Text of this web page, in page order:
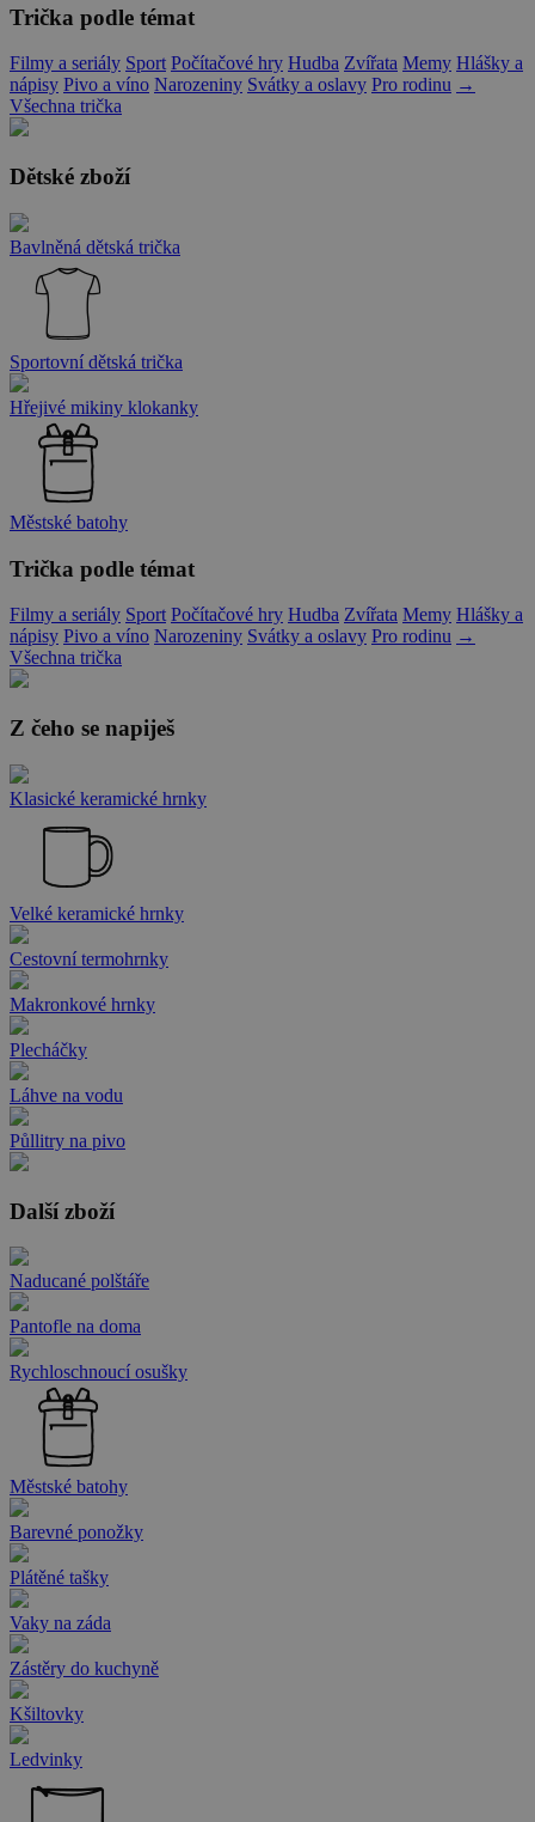
Trička podle témat
Filmy a seriály Sport Počítačové hry Hudba Zvířata Memy Hlášky a
nápisy Pivo a víno Narozeniny Svátky a oslavy Pro rodinu →
Všechna trička
Dětské zboží
Bavlněná dětská trička
Sportovní dětská trička
Hřejivé mikiny klokanky
Městské batohy
Trička podle témat
Filmy a seriály Sport Počítačové hry Hudba Zvířata Memy Hlášky a
nápisy Pivo a víno Narozeniny Svátky a oslavy Pro rodinu →
Všechna trička
Z čeho se napiješ
Klasické keramické hrnky
Velké keramické hrnky
Cestovní termohrnky
Makronkové hrnky
Plecháčky
Láhve na vodu
Půllitry na pivo
Další zboží
Naducané polštáře
Pantofle na doma
Rychloschnoucí osušky
Městské batohy
Barevné ponožky
Plátěné tašky
Vaky na záda
Zástěry do kuchyně
Kšiltovky
Ledvinky